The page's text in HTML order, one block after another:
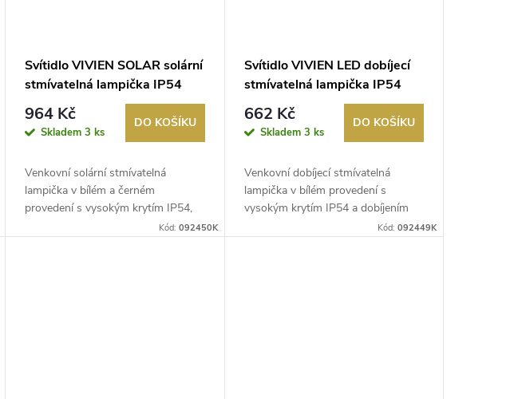
Svítidlo VIVIEN SOLAR solární
stmívatelná lampička IP54
černá
964 Kč
Skladem3 ks
DO KOŠÍKU
Venkovní solární stmívatelná
lampička v bílém a černém
provedení s vysokým krytím IP54,
Kód: 092450K
Svítidlo VIVIEN LED dobíjecí
stmívatelná lampička IP54
bílá
662 Kč
Skladem 3 ks
DO KOŠÍKU
Venkovní dobíjecí stmívatelná
lampička v bílém provedení s
vysokým krytím IP54 a dobíjením
Kód: 092449K